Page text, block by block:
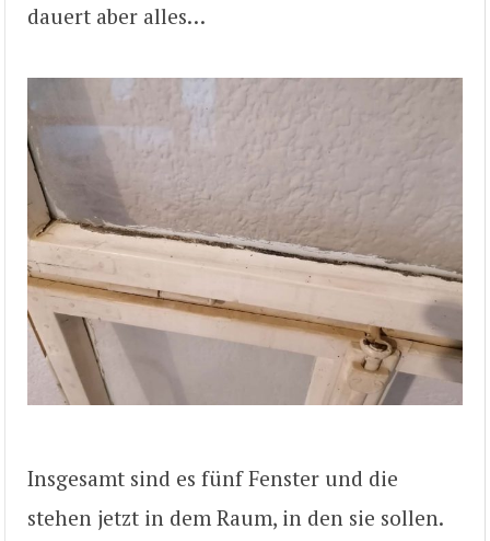
dauert aber alles…
Insgesamt sind es fünf Fenster und die
stehen jetzt in dem Raum, in den sie sollen.